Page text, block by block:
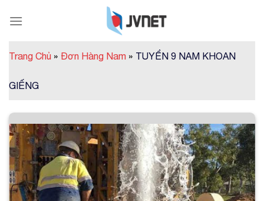
Trang Chủ » Đơn Hàng Nam » TUYỂN 9 NAM KHOAN
GIẾNG